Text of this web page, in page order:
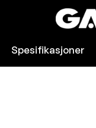
Spesifikasjoner